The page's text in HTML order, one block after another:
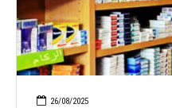
26/08/2025